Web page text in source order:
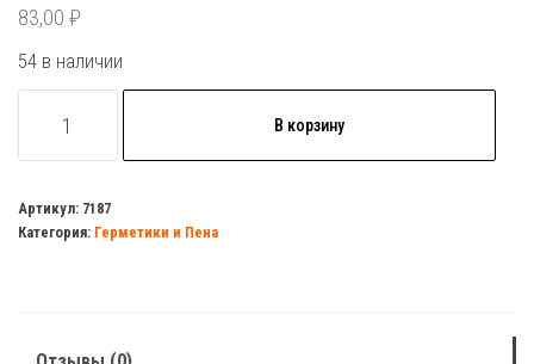
83,00 ₽
54 в наличии
товара
19ммх20метров
синяя/
В корзину
Артикул: 7187
Категория: Герметики и Пена